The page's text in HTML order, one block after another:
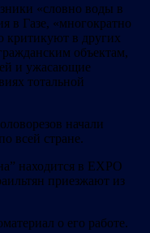
«словно воды в
в Газе, «многократно
критикуют в других
объектам,
и ужасающие
тотальной
начали
всей стране.
находится в EXPO
приезжают из
о его работе.